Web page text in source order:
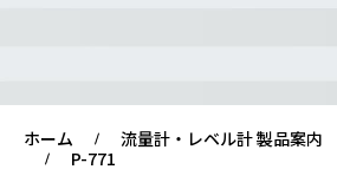
ホーム 流量計・レベル計 製品案内
P-771